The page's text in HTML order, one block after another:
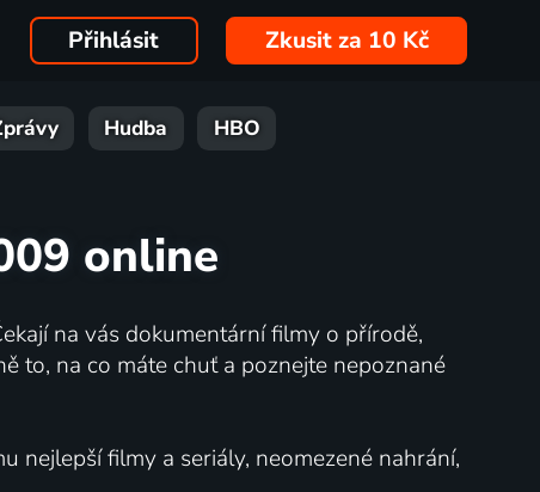
Přihlásit Zkusit za 10 Kč
Hudba HBO
online
na vás dokumentární filmy o přírodě,
to, na co máte chuť a poznejte nepoznané
nejlepší filmy a seriály, neomezené nahrání,